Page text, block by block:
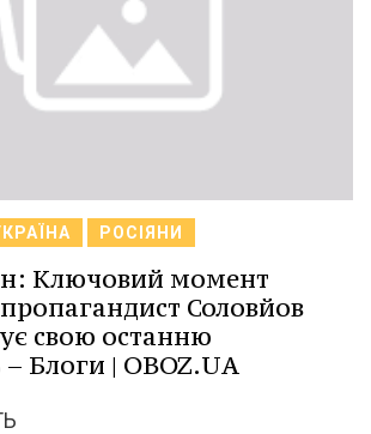
РОСІЯНИ
Ключовий момент
Соловйов
свою останню
Блоги | OBOZ.UA